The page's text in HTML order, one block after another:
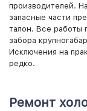
производителей.
запасные части
талон. Все работы
забора
Исключения на
редко.
Ремонт